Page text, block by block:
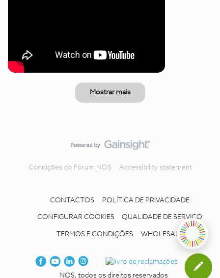
Mostrar mais
Condições do Fórum NOS Accessibility statement
CONTACTOS POLÍTICA DE PRIVACIDADE
CONFIGURAR COOKIES QUALIDADE DE SERVIÇO
TERMOS E CONDIÇÕES WHOLESALE
NOS, todos os direitos reservados